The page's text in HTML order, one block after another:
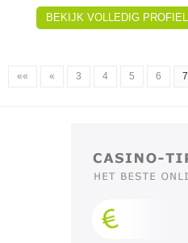
BEKIJK VOLLEDIG PROFIEL
«« « 3 4 5 6 7